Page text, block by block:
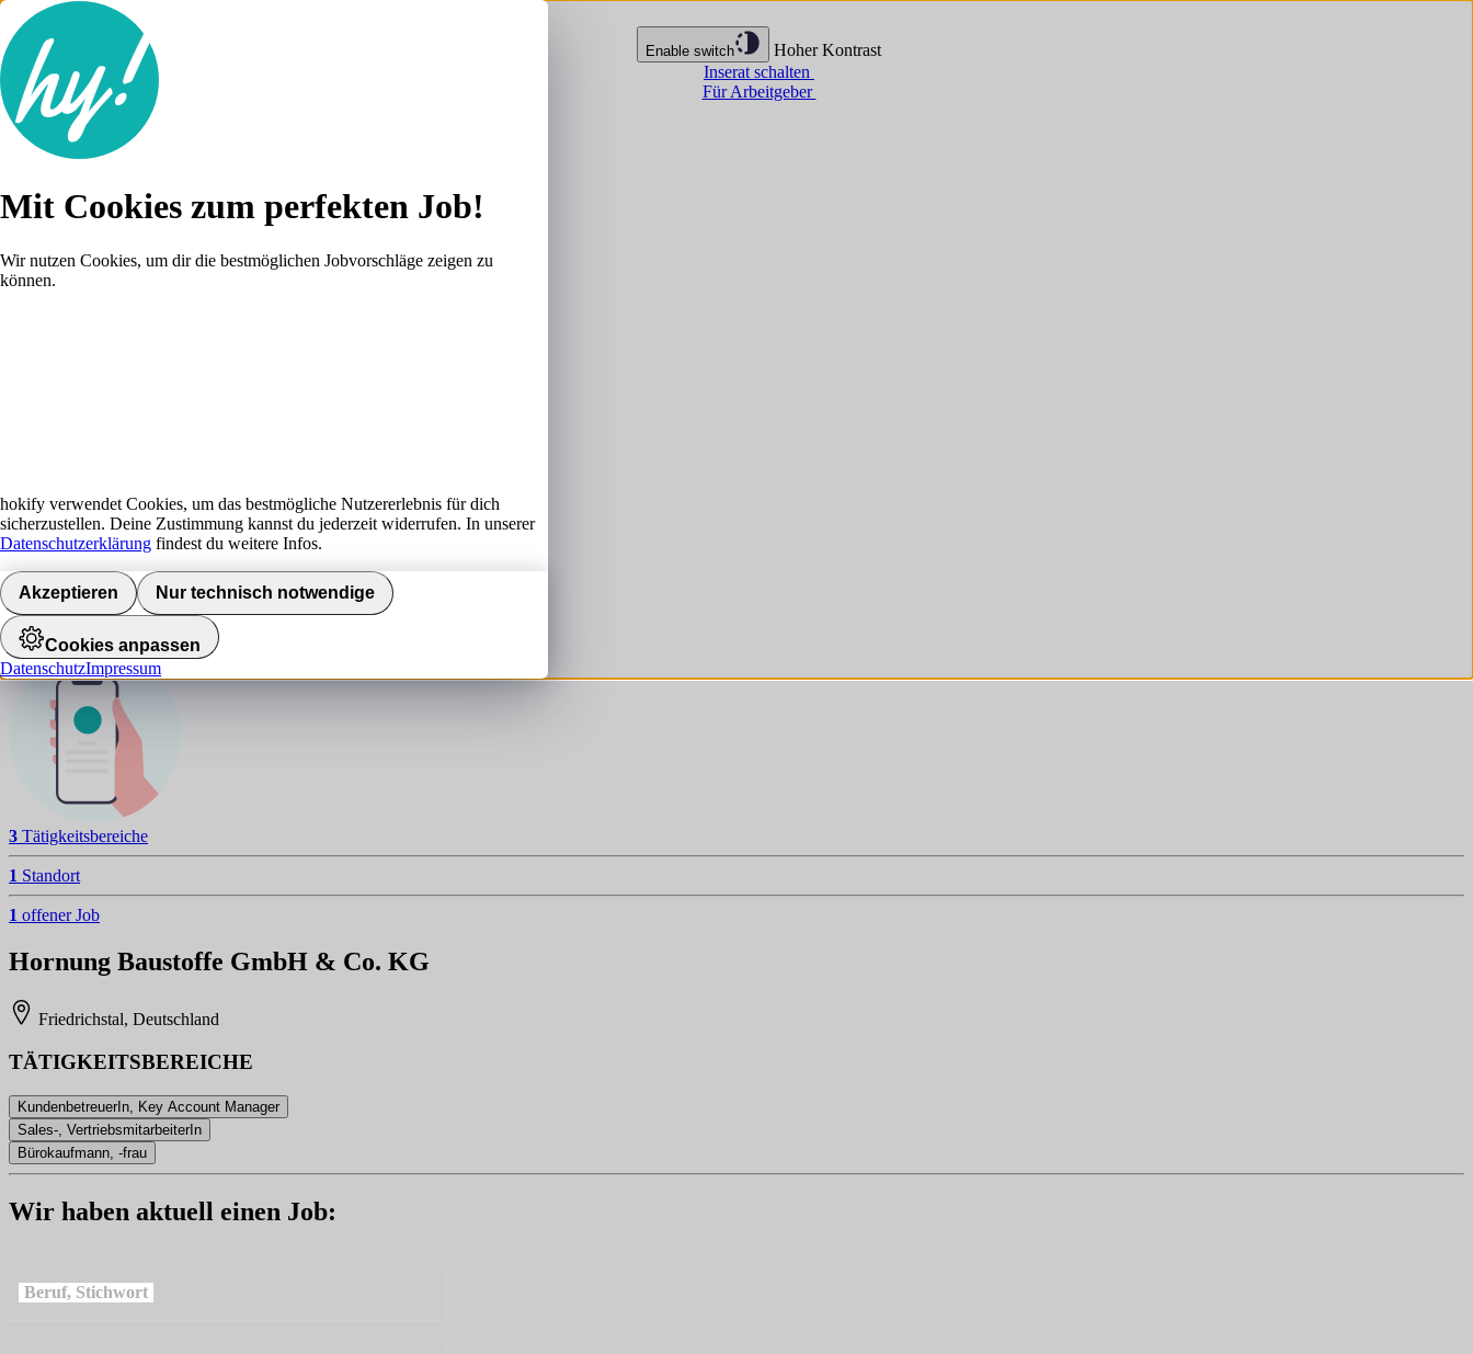
Enable switch
Hoher Kontrast
Inserat schalten
Für Arbeitgeber
Lebenslauf
H
NAVIGATION
Aktuelle Jobs
Standorte
Jobalarm aktivieren
3 Tätigkeitsbereiche
1 Standort
1 offener Job
Hornung Baustoffe GmbH & Co. KG
Friedrichstal, Deutschland
TÄTIGKEITSBEREICHE
KundenbetreuerIn, Key Account Manager
Sales-, VertriebsmitarbeiterIn
Bürokaufmann, -frau
Wir haben aktuell einen Job:
Beruf, Stichwort
Mit Cookies zum perfekten Job!
Wir nutzen Cookies, um dir die bestmöglichen Jobvorschläge zeigen zu
können.
hokify verwendet Cookies, um das bestmögliche Nutzererlebnis für dich
sicherzustellen. Deine Zustimmung kannst du jederzeit widerrufen. In unserer
Datenschutzerklärung findest du weitere Infos.
Akzeptieren Nur technisch notwendige
Cookies anpassen
DatenschutzImpressum